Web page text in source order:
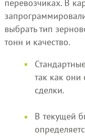
перевозчиках. В
выбрать тип
тонн и качество.
так как они
сделки.
В текущей